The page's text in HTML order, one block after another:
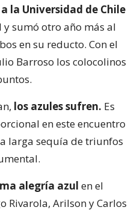
la Universidad de Chile
sumó otro año más al
en su reducto. Con el
Barroso los colocolinos
los azules sufren. Es
en este encuentro
larga sequía de triunfos
alegría azul en el
Rivarola, Arilson y Carlos